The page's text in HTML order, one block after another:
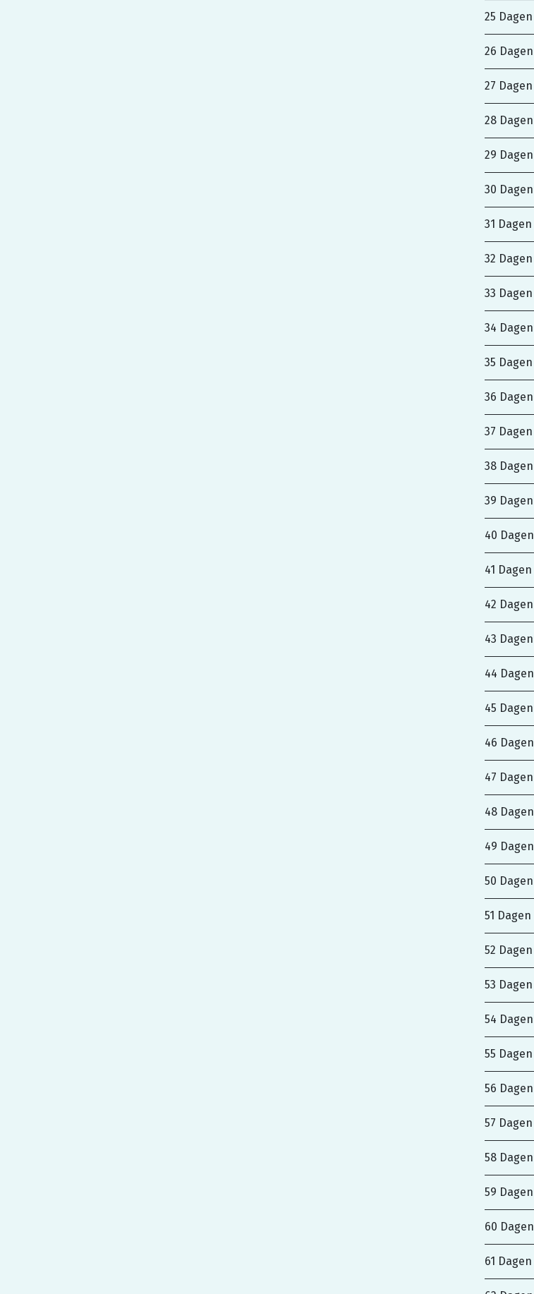
25 Dagen
26 Dagen
27 Dagen
28 Dagen
29 Dagen
30 Dagen
31 Dagen
32 Dagen
33 Dagen
34 Dagen
35 Dagen
36 Dagen
37 Dagen
38 Dagen
39 Dagen
40 Dagen
41 Dagen
42 Dagen
43 Dagen
44 Dagen
45 Dagen
46 Dagen
47 Dagen
48 Dagen
49 Dagen
50 Dagen
51 Dagen
52 Dagen
53 Dagen
54 Dagen
55 Dagen
56 Dagen
57 Dagen
58 Dagen
59 Dagen
60 Dagen
61 Dagen